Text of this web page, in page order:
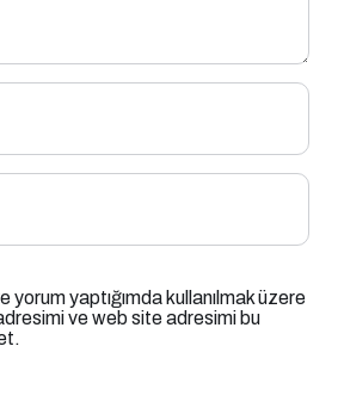
yorum yaptığımda kullanılmak üzere
ve web site adresimi bu